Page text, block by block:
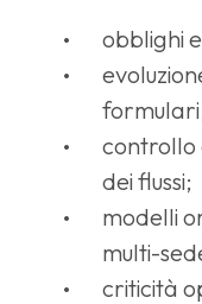
obblighi
controllo
dei flussi;
modelli
multi-
criticità